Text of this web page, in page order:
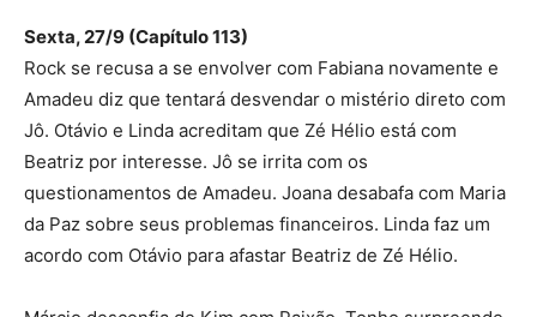
Sexta, 27/9 (Capítulo 113)
Rock se recusa a se envolver com Fabiana novamente e
Amadeu diz que tentará desvendar o mistério direto com
Jô. Otávio e Linda acreditam que Zé Hélio está com
Beatriz por interesse. Jô se irrita com os
questionamentos de Amadeu. Joana desabafa com Maria
da Paz sobre seus problemas financeiros. Linda faz um
acordo com Otávio para afastar Beatriz de Zé Hélio.